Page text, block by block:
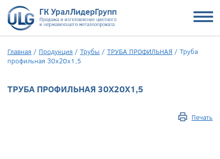
Главная / Продукция / Трубы / ТРУБА ПРОФИЛЬНАЯ / Труба
профильная 30х20х1,5
ТРУБА ПРОФИЛЬНАЯ 30Х20Х1,5
Печать